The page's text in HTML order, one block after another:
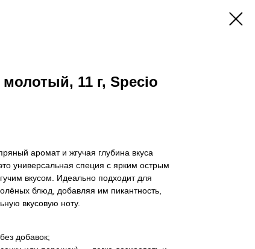
11 г, Specio
аромат и жгучая глубина вкуса
универсальная специя с ярким острым
вкусом. Идеально подходит для
блюд, добавляя им пикантность,
вкусовую ноту.
добавок;